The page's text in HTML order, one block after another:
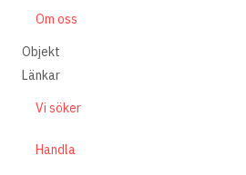
Om oss
Objekt
Länkar
Vi söker
Handla